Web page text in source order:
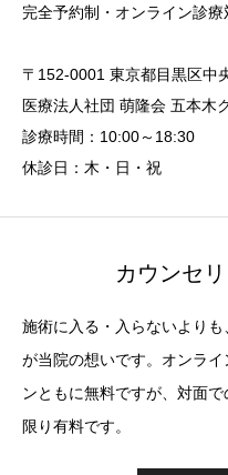
完全予約制・オンライン診療
〒152-0001 東京都目黒区中
医療法人社団 萌隆会 五本木
診療時間：10:00～18:30
休診日：木・日・祝
カウンセ
施術に入る・入らないより
が当院の想いです。オンラ
ンともに無料ですが、対面
限り有料です。